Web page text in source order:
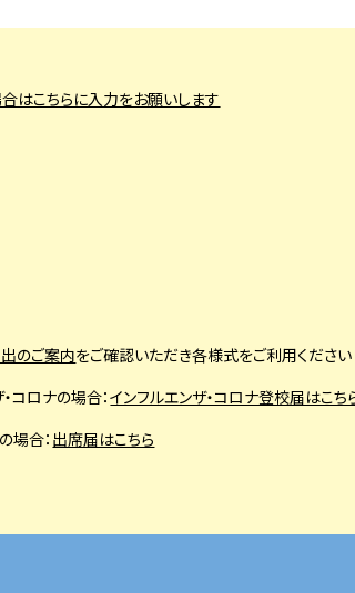
はこちらに入力をお願いします
のご案内をご確認いただき各様式をご利用ください
コロナの場合：インフルエンザ・コロナ登校届はこち
場合：出席届はこちら